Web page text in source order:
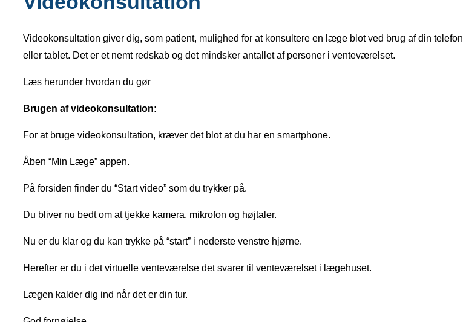
Videokonsultation giver dig, som patient, mulighed for at konsultere en læge blot ved brug af din telefon
eller tablet. Det er et nemt redskab og det mindsker antallet af personer i venteværelset.
Læs herunder hvordan du gør
Brugen af videokonsultation:
For at bruge videokonsultation, kræver det blot at du har en smartphone.
Åben “Min Læge” appen.
På forsiden finder du “Start video” som du trykker på.
Du bliver nu bedt om at tjekke kamera, mikrofon og højtaler.
Nu er du klar og du kan trykke på “start” i nederste venstre hjørne.
Herefter er du i det virtuelle venteværelse det svarer til venteværelset i lægehuset.
Lægen kalder dig ind når det er din tur.